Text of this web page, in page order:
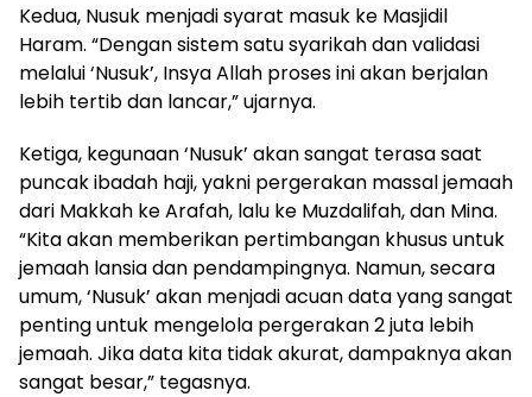
Kedua, Nusuk menjadi syarat masuk ke Masjidil
Haram. “Dengan sistem satu syarikah dan validasi
melalui ‘Nusuk’, Insya Allah proses ini akan berjalan
lebih tertib dan lancar,” ujarnya.
Ketiga, kegunaan ‘Nusuk’ akan sangat terasa saat
puncak ibadah haji, yakni pergerakan massal jemaah
dari Makkah ke Arafah, lalu ke Muzdalifah, dan Mina.
“Kita akan memberikan pertimbangan khusus untuk
jemaah lansia dan pendampingnya. Namun, secara
umum, ‘Nusuk’ akan menjadi acuan data yang sangat
penting untuk mengelola pergerakan 2 juta lebih
jemaah. Jika data kita tidak akurat, dampaknya akan
sangat besar,” tegasnya.